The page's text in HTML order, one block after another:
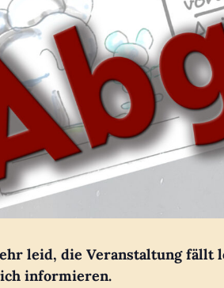
leid, die Veranstaltung
informieren.